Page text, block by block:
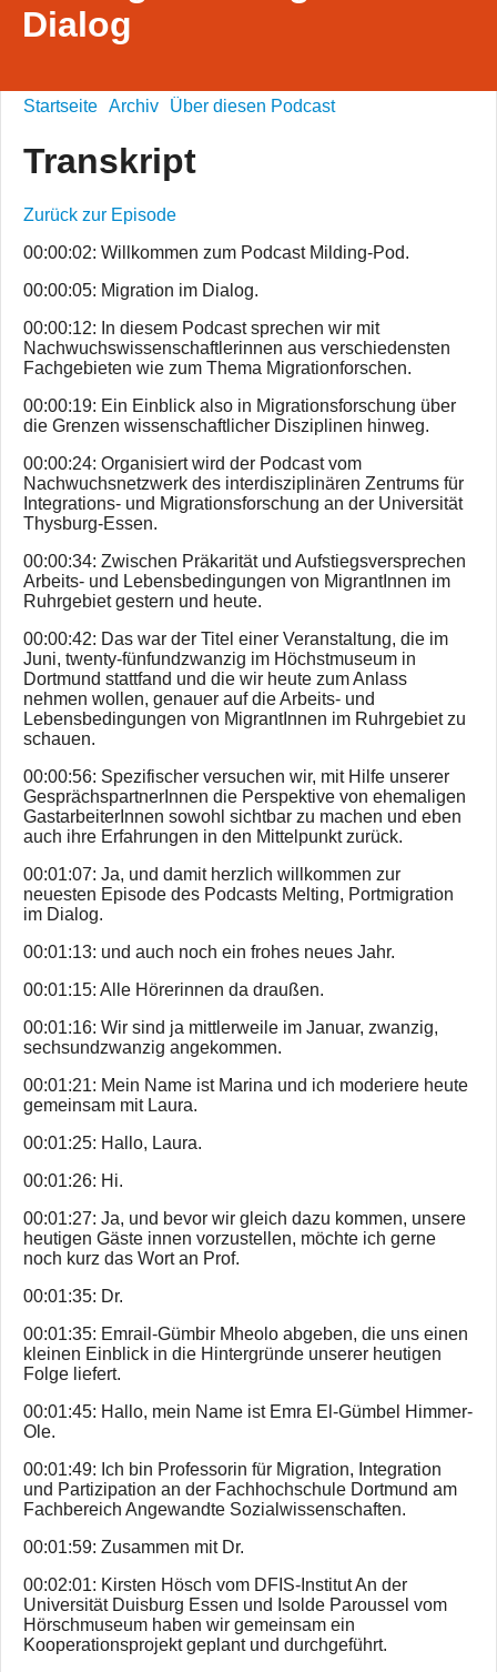
Dialog
Startseite Archiv Über diesen Podcast
Transkript
Zurück zur Episode
00:00:02: Willkommen zum Podcast Milding-Pod.
00:00:05: Migration im Dialog.
00:00:12: In diesem Podcast sprechen wir mit
Nachwuchswissenschaftlerinnen aus verschiedensten
Fachgebieten wie zum Thema Migrationforschen.
00:00:19: Ein Einblick also in Migrationsforschung über
die Grenzen wissenschaftlicher Disziplinen hinweg.
00:00:24: Organisiert wird der Podcast vom
Nachwuchsnetzwerk des interdisziplinären Zentrums für
Integrations- und Migrationsforschung an der Universität
Thysburg-Essen.
00:00:34: Zwischen Präkarität und Aufstiegsversprechen
Arbeits- und Lebensbedingungen von MigrantInnen im
Ruhrgebiet gestern und heute.
00:00:42: Das war der Titel einer Veranstaltung, die im
Juni, twenty-fünfundzwanzig im Höchstmuseum in
Dortmund stattfand und die wir heute zum Anlass
nehmen wollen, genauer auf die Arbeits- und
Lebensbedingungen von MigrantInnen im Ruhrgebiet zu
schauen.
00:00:56: Spezifischer versuchen wir, mit Hilfe unserer
GesprächspartnerInnen die Perspektive von ehemaligen
GastarbeiterInnen sowohl sichtbar zu machen und eben
auch ihre Erfahrungen in den Mittelpunkt zurück.
00:01:07: Ja, und damit herzlich willkommen zur
neuesten Episode des Podcasts Melting, Portmigration
im Dialog.
00:01:13: und auch noch ein frohes neues Jahr.
00:01:15: Alle Hörerinnen da draußen.
00:01:16: Wir sind ja mittlerweile im Januar, zwanzig,
sechsundzwanzig angekommen.
00:01:21: Mein Name ist Marina und ich moderiere heute
gemeinsam mit Laura.
00:01:25: Hallo, Laura.
00:01:26: Hi.
00:01:27: Ja, und bevor wir gleich dazu kommen, unsere
heutigen Gäste innen vorzustellen, möchte ich gerne
noch kurz das Wort an Prof.
00:01:35: Dr.
00:01:35: Emrail-Gümbir Mheolo abgeben, die uns einen
kleinen Einblick in die Hintergründe unserer heutigen
Folge liefert.
00:01:45: Hallo, mein Name ist Emra El-Gümbel Himmer-
Ole.
00:01:49: Ich bin Professorin für Migration, Integration
und Partizipation an der Fachhochschule Dortmund am
Fachbereich Angewandte Sozialwissenschaften.
00:01:59: Zusammen mit Dr.
00:02:01: Kirsten Hösch vom DFIS-Institut An der
Universität Duisburg Essen und Isolde Paroussel vom
Hörschmuseum haben wir gemeinsam ein
Kooperationsprojekt geplant und durchgeführt.